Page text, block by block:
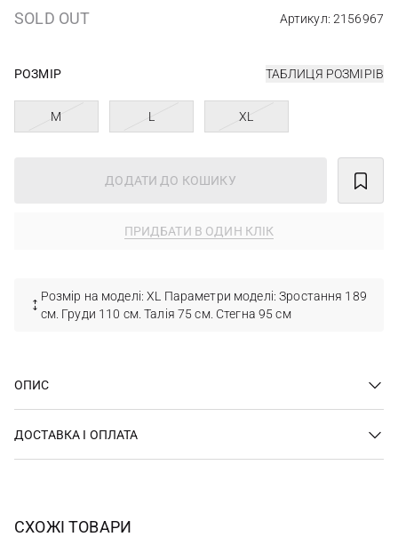
SOLD OUT Артикул: 2156967
РОЗМІР ТАБЛИЦЯ РОЗМІРІВ
M L XL
ДОДАТИ ДО КОШИКУ
ПРИДБАТИ В ОДИН КЛІК
Розмір на моделі: XL Параметри моделі: Зростання 189
см. Груди 110 см. Талія 75 см. Стегна 95 см
ОПИС
ДОСТАВКА І ОПЛАТА
СХОЖІ ТОВАРИ